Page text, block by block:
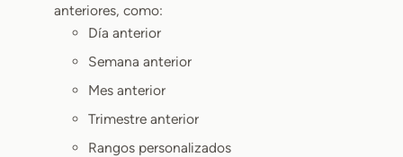
anteriores, como:
Día anterior
Semana anterior
Mes anterior
Trimestre anterior
Rangos personalizados